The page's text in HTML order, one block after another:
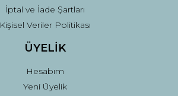
İptal ve İade Şartları
Kişisel Veriler Politikası
ÜYELİK
Hesabım
Yeni Üyelik